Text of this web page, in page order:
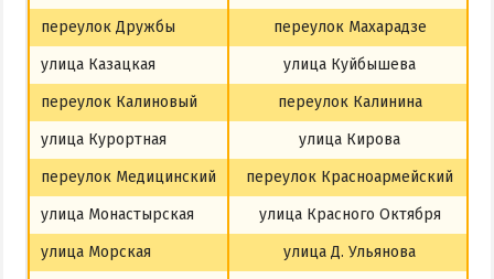
переулок Дружбы
переулок Махарадзе
улица Казацкая
улица Куйбышева
переулок Калиновый
переулок Калинина
улица Курортная
улица Кирова
переулок Медицинский
переулок Красноармейский
улица Монастырская
улица Красного Октября
улица Морская
улица Д. Ульянова